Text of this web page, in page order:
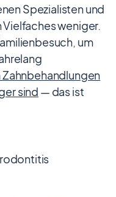
Spezialisten und
weniger.
um
Zahnbehandlungen
sind — das ist